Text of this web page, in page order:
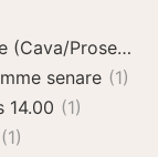
(Cava/Prosecco)
senare (1)
14.00 (1)
(1)